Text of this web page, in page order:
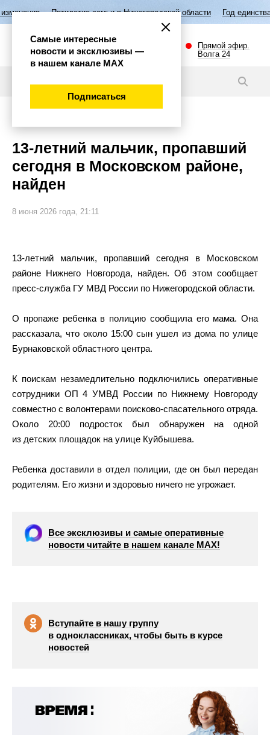
семьи в Нижегородской области Год единства народов
Прямой эфир.
Волга 24
13-летний мальчик, пропавший
сегодня в Московском районе,
найден
8 июня 2026 года, 21:11
13-летний мальчик, пропавший сегодня в Московском
районе Нижнего Новгорода, найден. Об этом сообщает
пресс-служба ГУ МВД России по Нижегородской области.
О пропаже ребенка в полицию сообщила его мама. Она
рассказала, что около 15:00 сын ушел из дома по улице
Бурнаковской областного центра.
К поискам незамедлительно подключились оперативные
сотрудники ОП 4 УМВД России по Нижнему Новгороду
совместно с волонтерами поисково-спасательного отряда.
Около 20:00 подросток был обнаружен на одной
из детских площадок на улице Куйбышева.
Ребенка доставили в отдел полиции, где он был передан
родителям. Его жизни и здоровью ничего не угрожает.
Все эксклюзивы и самые оперативные
новости читайте в нашем канале МАХ!
Вступайте в нашу группу
в одноклассниках, чтобы быть в курсе
новостей
Самые интересные
новости и эксклюзивы —
в нашем канале МАХ
Подписаться